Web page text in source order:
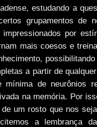
estudando a
grupamentos de
por
mais coesos e
a partir de
mínima de neurônios
na memória. Por
um rosto que nos
a lembrança